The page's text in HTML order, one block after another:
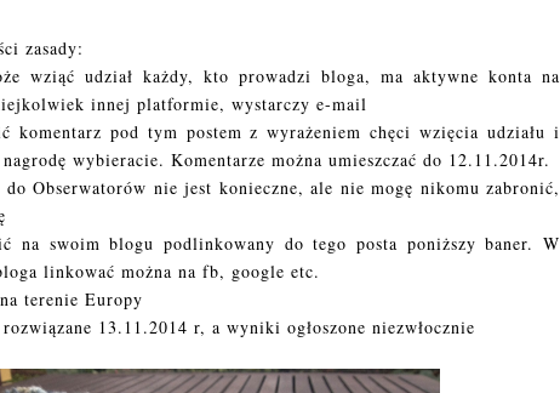
zasady:
wziąć udział każdy, kto prowadzi bloga, ma aktywne konta na
innej platformie, wystarczy e-mail
komentarz pod tym postem z wyrażeniem chęci wzięcia udziału i
wybieracie. Komentarze można umieszczać do 12.11.2014r.
do Obserwatorów nie jest konieczne, ale nie mogę nikomu zabronić,
na swoim blogu podlinkowany do tego posta poniższy baner. W
linkować można na fb, google etc.
terenie Europy
13.11.2014 r, a wyniki ogłoszone niezwłocznie